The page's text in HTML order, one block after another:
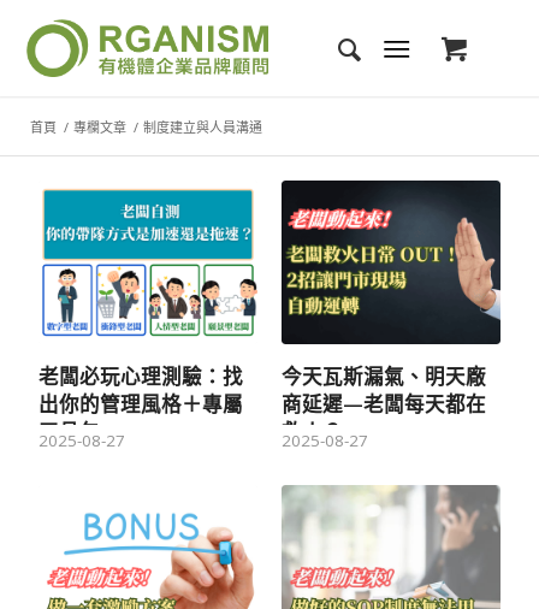
首頁 / 專欄文章 / 制度建立與人員溝通
老闆必玩心理測驗：找
出你的管理風格＋專屬
工具包
2025-08-27
今天瓦斯漏氣、明天廠
商延遲—老闆每天都在
救火？
2025-08-27